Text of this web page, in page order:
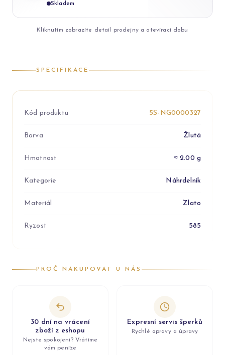
Skladem
Kliknutím zobrazíte detail prodejny a otevírací dobu
SPECIFIKACE
Kód produktu 5S-NG0000327
Barva Žlutá
Hmotnost ≈ 2.00 g
Kategorie Náhrdelník
Materiál Zlato
Ryzost 585
PROČ NAKUPOVAT U NÁS
30 dní na vrácení
zboží z eshopu
Nejste spokojeni? Vrátíme
vám peníze
Expresní servis šperků
Rychlé opravy a úpravy